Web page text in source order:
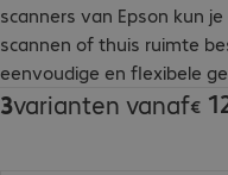
scanners van Epson kun
scannen of thuis ruimte
eenvoudige en flexibele
3varianten vanaf€
€